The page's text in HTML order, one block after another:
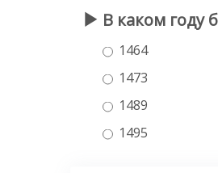
В каком году
1464
1473
1489
1495